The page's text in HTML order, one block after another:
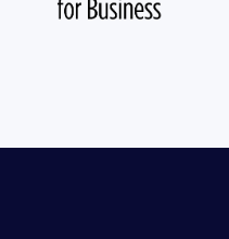
ため
内、お問い合せ等への対応
ついての調査・データ集
ービスなどのご案内を送
絡を行うため
規約、ポリシー等（以下
る行為に対する対応のた